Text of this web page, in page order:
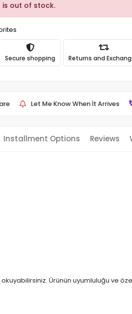
is out of stock.
Secure shopping Returns and
Let Me Know When İt Arrives
Installment Options Reviews
okuyabilirsiniz. Ürünün uyumluluğu ve